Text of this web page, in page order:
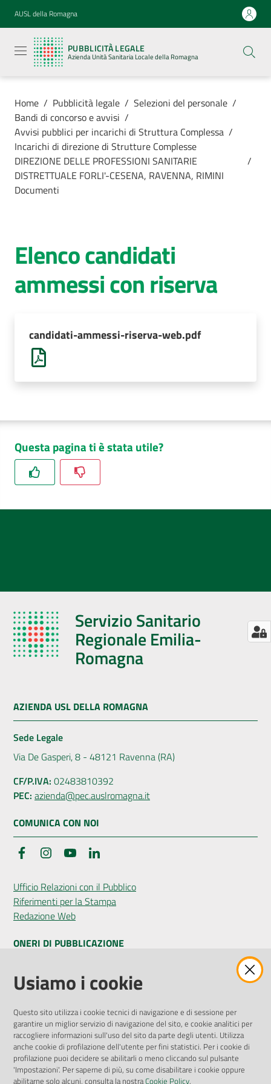
Vai al contenuto
Vai alla navigazione
Vai al footer
AUSL della Romagna
PUBBLICITÀ LEGALE
Azienda Unità Sanitaria Locale della Romagna
legale
Azienda
Unità
Locale della
Azienda
cura
AUSL
Home / Pubblicità legale / Selezioni del personale /
Bandi di concorso e avvisi /
Avvisi pubblici per incarichi di Struttura Complessa /
Incarichi di direzione di Strutture Complesse
DIREZIONE DELLE PROFESSIONI SANITARIE
DISTRETTUALE FORLI'-CESENA, RAVENNA, RIMINI
/
Documenti
Elenco candidati
ammessi con riserva
candidati-ammessi-riserva-web.pdf
Questa pagina ti è stata utile?
Servizio Sanitario
Regionale Emilia-
Romagna
AZIENDA USL DELLA ROMAGNA
Sede Legale
Via De Gasperi, 8 - 48121 Ravenna (RA)
CF/P.IVA: 02483810392
PEC: azienda@pec.auslromagna.it
COMUNICA CON NOI
FacebookInstagramYouTube
Ufficio Relazioni con il Pubblico
Riferimenti per la Stampa
Redazione Web
ONERI DI PUBBLICAZIONE
Amministrazione Trasparente
Pubblicità legale
Privacy Policy
Attuazione Misure PNRR
Liste di Attesa
ENTI, IMPRESE E PARTNER
Usiamo i cookie
Questo sito utilizza i cookie tecnici di navigazione e di sessione per
garantire un miglior servizio di navigazione del sito, e cookie analitici per
raccogliere informazioni sull'uso del sito da parte degli utenti. Utilizza
anche cookie di profilazione dell'utente per fini statistici. Per i cookie di
profilazione puoi decidere se abilitarli o meno cliccando sul pulsante
'Impostazioni'. Per saperne di più, su come disabilitare i cookie oppure
abilitarne solo alcuni, consulta la nostraCookie Policy.